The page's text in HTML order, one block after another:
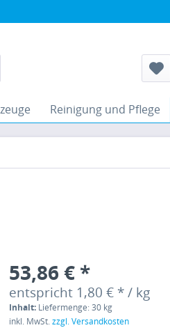
Reinigung und Pflege
53,86 € *
entspricht 1,80 € * / kg
Inhalt: Liefermenge: 30 kg
inkl. MwSt.zzgl. Versandkosten